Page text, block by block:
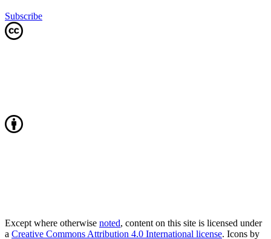
Subscribe
Except where otherwise noted, content on this site is licensed under
a Creative Commons Attribution 4.0 International license. Icons by